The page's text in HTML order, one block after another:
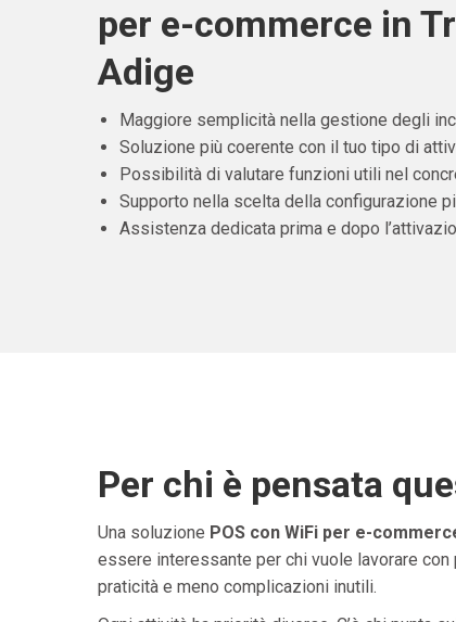
per e-commerce in
Adige
Maggiore semplicità nella gestione degli
Soluzione più coerente con il tuo tipo di
Possibilità di valutare funzioni utili nel
Supporto nella scelta della configurazione
Assistenza dedicata prima e dopo
Per chi è pensata
Una soluzione POS con WiFi per e-
essere interessante per chi vuole lavorare con
praticità e meno complicazioni inutili.